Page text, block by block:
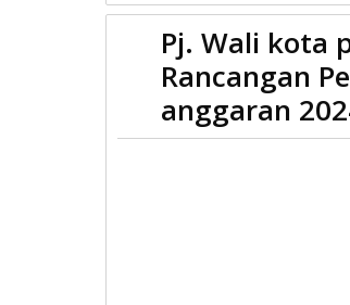
News
Payakumbuh
Sumbar
Pj. Wali kota payakumbuh
Pj. Wali kota
Rancangan
anggaran